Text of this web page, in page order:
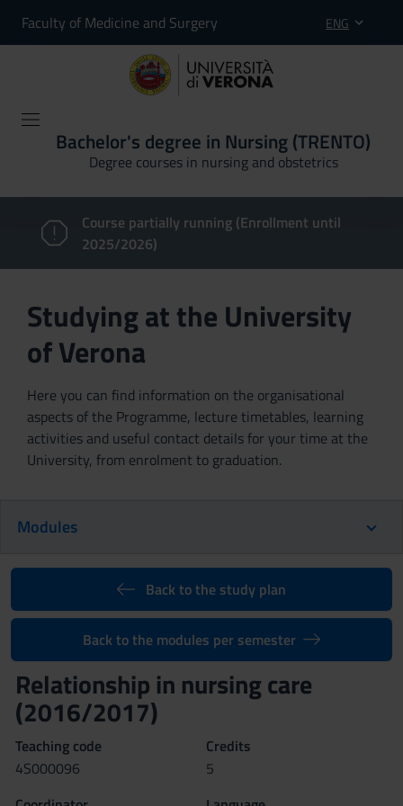
Faculty of Medicine and Surgery ENG
Bachelor's degree in Nursing (TRENTO)
Degree courses in nursing and obstetrics
Course partially running (Enrollment until
2025/2026)
Studying at the University
of Verona
Here you can find information on the organisational
aspects of the Programme, lecture timetables, learning
activities and useful contact details for your time at the
University, from enrolment to graduation.
Modules
Back to the study plan
Back to the modules per semester
Relationship in nursing care
(2016/2017)
Teaching code
4S000096
Credits
5